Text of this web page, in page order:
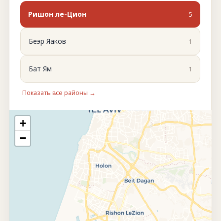
Ришон ле-Цион 5
Беэр Яаков 1
Бат Ям 1
Показать все районы →
+
−